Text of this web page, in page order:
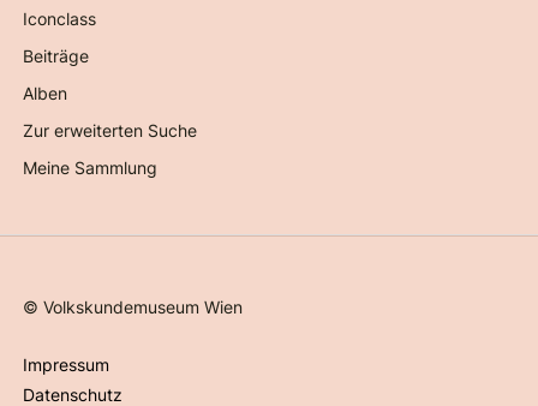
Iconclass
Beiträge
Alben
Zur erweiterten Suche
Meine Sammlung
©Volkskundemuseum Wien
Impressum
Datenschutz